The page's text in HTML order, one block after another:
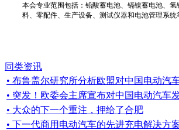
本会专业范围包括：铅酸蓄电池、镉镍蓄电池、
料、零配件、生产设备、测试仪器和电池管理系统
同类资讯
• 布鲁盖尔研究所分析欧盟对中国电动汽
• 突发！欧委会主席宣布对中国电动汽车
• 大众的下一个重注，押给了合肥
• 下一代商用电动汽车的先进充电解决方